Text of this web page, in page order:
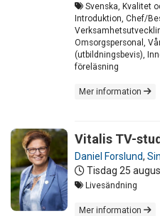
Svenska, Kvalitet
Introduktion, Chef/
Omsorgspersonal,
(utbildningsbevis),
föreläsning
Mer information
Vitalis TV-
Daniel Forslund,
Tisdag 25
Livesändning
Mer information